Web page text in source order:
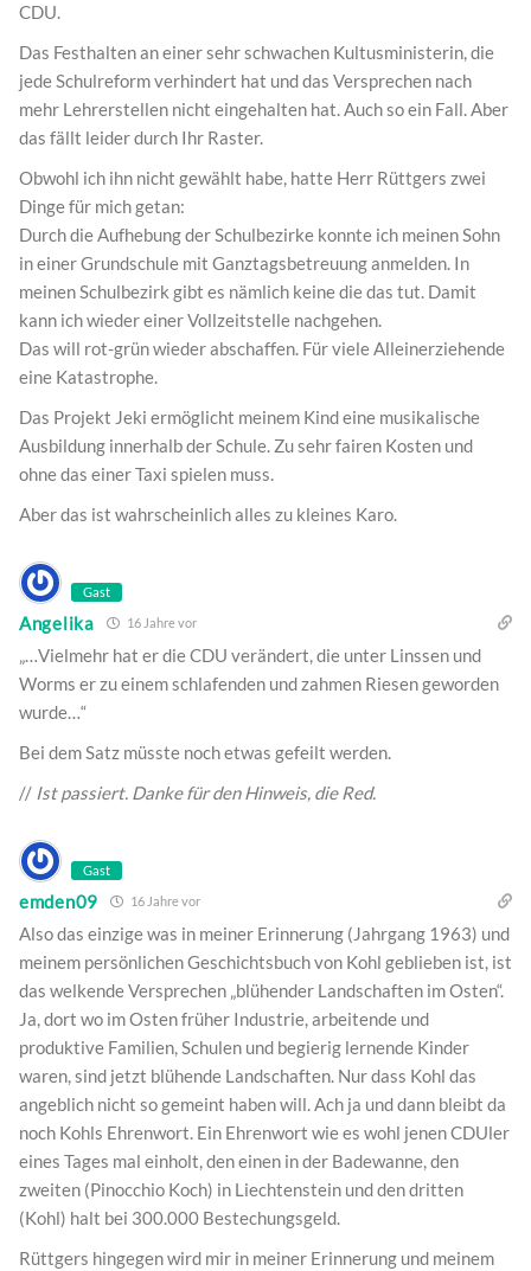
CDU.
Das Festhalten an einer sehr schwachen Kultusministerin, die
jede Schulreform verhindert hat und das Versprechen nach
mehr Lehrerstellen nicht eingehalten hat. Auch so ein Fall. Aber
das fällt leider durch Ihr Raster.
Obwohl ich ihn nicht gewählt habe, hatte Herr Rüttgers zwei
Dinge für mich getan:
Durch die Aufhebung der Schulbezirke konnte ich meinen Sohn
in einer Grundschule mit Ganztagsbetreuung anmelden. In
meinen Schulbezirk gibt es nämlich keine die das tut. Damit
kann ich wieder einer Vollzeitstelle nachgehen.
Das will rot-grün wieder abschaffen. Für viele Alleinerziehende
eine Katastrophe.
Das Projekt Jeki ermöglicht meinem Kind eine musikalische
Ausbildung innerhalb der Schule. Zu sehr fairen Kosten und
ohne das einer Taxi spielen muss.
Aber das ist wahrscheinlich alles zu kleines Karo.
Gast
Angelika 16 Jahre vor
„…Vielmehr hat er die CDU verändert, die unter Linssen und
Worms er zu einem schlafenden und zahmen Riesen geworden
wurde…“
Bei dem Satz müsste noch etwas gefeilt werden.
// Ist passiert. Danke für den Hinweis, die Red.
Gast
emden09 16 Jahre vor
Also das einzige was in meiner Erinnerung (Jahrgang 1963) und
meinem persönlichen Geschichtsbuch von Kohl geblieben ist, ist
das welkende Versprechen „blühender Landschaften im Osten“.
Ja, dort wo im Osten früher Industrie, arbeitende und
produktive Familien, Schulen und begierig lernende Kinder
waren, sind jetzt blühende Landschaften. Nur dass Kohl das
angeblich nicht so gemeint haben will. Ach ja und dann bleibt da
noch Kohls Ehrenwort. Ein Ehrenwort wie es wohl jenen CDUler
eines Tages mal einholt, den einen in der Badewanne, den
zweiten (Pinocchio Koch) in Liechtenstein und den dritten
(Kohl) halt bei 300.000 Bestechungsgeld.
Rüttgers hingegen wird mir in meiner Erinnerung und meinem